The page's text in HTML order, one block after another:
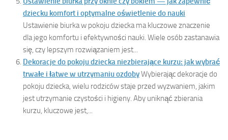
dziecku komfort i optymalne oświetlenie do nauki
Ustawienie biurka w pokoju dziecka ma kluczowe znaczenie
dla jego komfortu i efektywności nauki. Wiele osób zastanawia
się, czy lepszym rozwiązaniem jest...
Dekoracje do pokoju dziecka niezbierające kurzu: jak wybrać
trwałe i łatwe w utrzymaniu ozdobyWybierając dekoracje do
pokoju dziecka, wielu rodziców staje przed wyzwaniem, jakim
jest utrzymanie czystości i higieny. Aby uniknąć zbierania
kurzu, kluczowe jest,...